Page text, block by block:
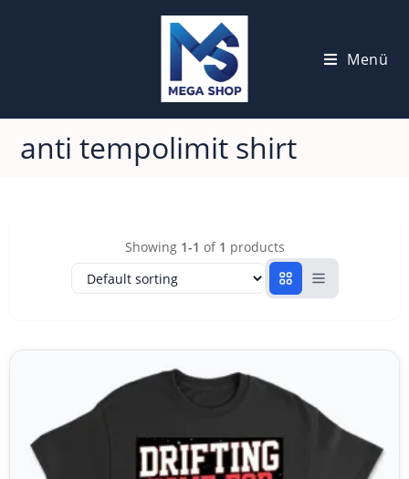
Menü
anti tempolimit shirt
Showing 1-1 of 1 products